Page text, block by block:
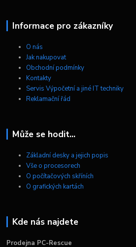
Informace pro zákazníky
O nás
Jak nakupovat
Obchodní podmínky
Kontakty
Servis Výpočetní a jiné IT techniky
Reklamační řád
Může se hodit...
Základní desky a jejich popis
Vše o procesorech
O počítačových skříních
O grafických kartách
Kde nás najdete
Prodejna PC-Rescue